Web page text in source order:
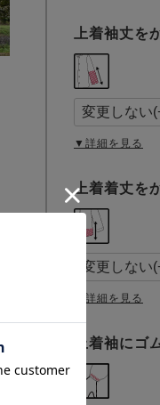
上着袖丈を
▼詳細を見る
上着着丈を
▼詳細を見る
上着袖にゴ